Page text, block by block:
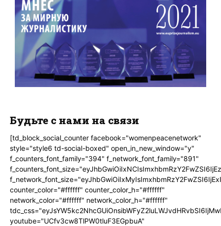
Будьте с нами на связи
[td_block_social_counter facebook="womenpeacenetwork"
style="style6 td-social-boxed" open_in_new_window="y"
f_counters_font_family="394" f_network_font_family="891"
counter_color="#ffffff" counter_color_h="#ffffff"
network_color="#ffffff" network_color_h="#ffffff"
youtube="UCfv3cw8TlPW0tluF3EGpbuA"